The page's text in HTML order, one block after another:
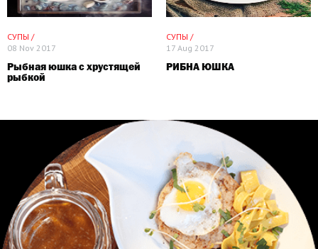
СУПЫ /
08 Nov 2017
Рыбная юшка с хрустящей
рыбкой
СУПЫ /
17 Aug 2017
РИБНА ЮШКА